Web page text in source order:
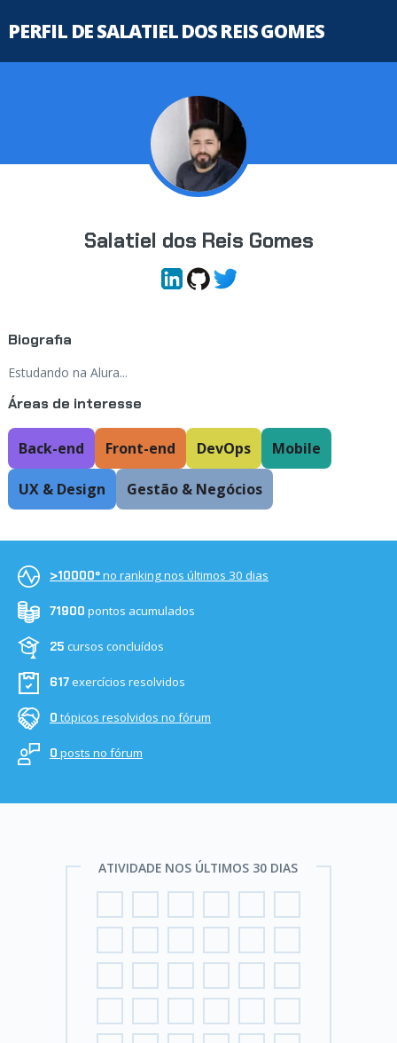
PERFIL DE SALATIEL DOS REIS GOMES
Salatiel dos Reis Gomes
Biografia
Estudando na Alura...
Áreas de interesse
Back-end Front-end DevOps Mobile
UX & Design Gestão & Negócios
>10000ºno ranking nos últimos 30 dias
71900 pontos acumulados
25 cursos concluídos
617exercícios resolvidos
0 tópicos resolvidos no fórum
0 posts no fórum
ATIVIDADE NOS ÚLTIMOS 30 DIAS